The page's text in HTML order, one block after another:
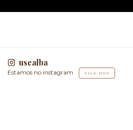
usealba
Estamos no instagram SIGA-NOS